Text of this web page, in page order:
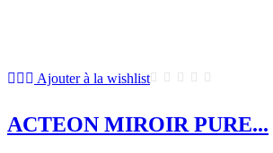
Ajouter à la wishlist
ACTEON MIROIR PURE...